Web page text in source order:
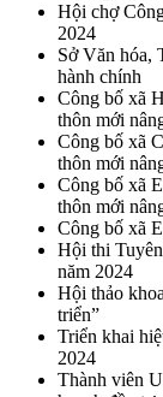
Hội chợ
2024
Sở Văn hóa,
hành chính
Công bố xã
thôn mới
Công bố xã
thôn mới
Công bố xã
thôn mới
Công bố xã
Hội thi
năm 2024
Hội thảo
triển”
Triển khai
2024
Thành viên